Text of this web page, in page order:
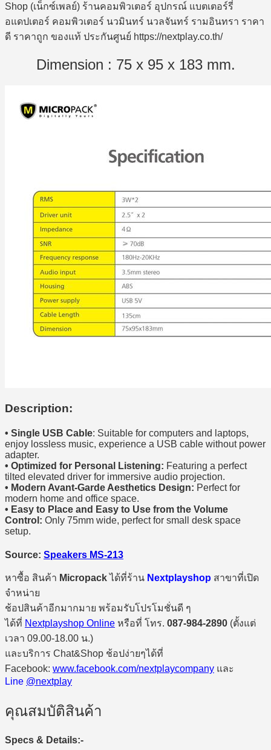
Dimension : 75 x 95 x 183 mm.
Description:
• Single USB Cable: Suitable for computers and laptops,
enjoy lossless music, experience a USB cable without power
adapter.
• Optimized for Personal Listening: Featuring a perfect
tilted elevated driver for immersive audio projection.
• Modern Avant-Garde Aesthetics Design: Perfect for
modern home and office space.
• Easy to Place and Easy to Use from the Volume
Control: Only 75mm wide, perfect for small desk space
setup.
Source: Speakers MS-213
หาซื้อ สินค้า Micropackได้ที่ร้าน Nextplayshop สาขาที่เปิด
จำหน่าย
ช้อปสินค้าอีกมากมาย พร้อมรับโปรโมชั่นดี ๆ
ได้ที่ Nextplayshop Online หรือที่ โทร. 087-984-2890 (ตั้งแต่
เวลา 09.00-18.00 น.)
และบริการ Chat&Shop ช้อปง่ายๆได้ที่
Facebook: www.facebook.com/nextplaycompany และ
Line @nextplay
คุณสมบัติสินค้า
Specs & Details:-